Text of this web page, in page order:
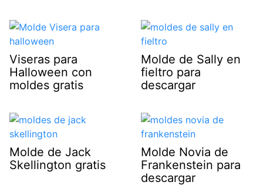
Viseras para
Halloween con
moldes gratis
Molde de Sally en
fieltro para
descargar
Molde de Jack
Skellington gratis
Molde Novia de
Frankenstein para
descargar